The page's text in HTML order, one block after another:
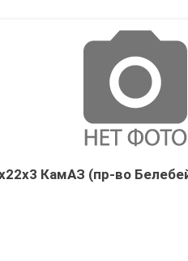
КамАЗ (пр-во